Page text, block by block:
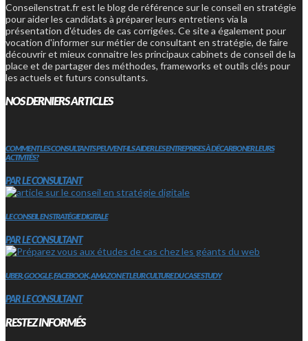
Conseilenstrat.fr est le blog de référence sur le conseil en stratégie
pour aider les candidats à préparer leurs entretiens via la
présentation d'études de cas corrigées. Ce site a également pour
vocation d'informer sur métier de consultant en stratégie, de faire
découvrir et mieux connaitre les principaux cabinets de conseil de la
place et de partager des méthodes, frameworks et outils clés pour
les actuels et futurs consultants.
NOS DERNIERS ARTICLES
COMMENT LES CONSULTANTS PEUVENT-ILS AIDER LES ENTREPRISES À DÉCARBONER LEURS
ACTIVITÉS?
PAR LE CONSULTANT
LE CONSEIL EN STRATÉGIE DIGITALE
PAR LE CONSULTANT
UBER, GOOGLE, FACEBOOK, AMAZON ET LEUR CULTURE DU CASE STUDY
PAR LE CONSULTANT
RESTEZ INFORMÉS